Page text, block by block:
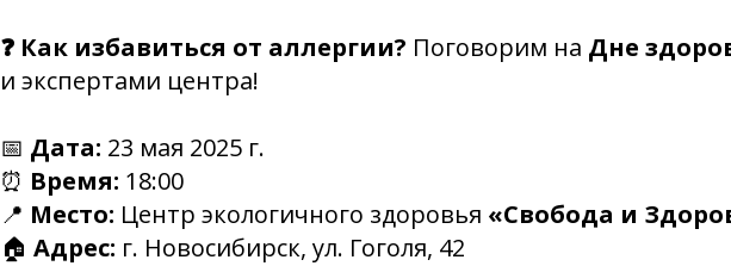
❓ Как избавиться от аллергии? Поговорим на Дне
и экспертами центра!
📅 Дата: 23 мая 2025 г.
⏰ Время: 18:00
📍 Место: Центр экологичного здоровья «Свобода и
🏠 Адрес: г. Новосибирск, ул. Гоголя, 42